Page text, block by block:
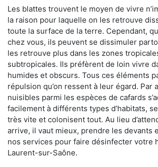
Les blattes trouvent le moyen de vivre
la raison pour laquelle on les retrouve
toute la surface de la terre. Cependant,
chez vous, ils peuvent se dissimuler
les retrouve plus dans les zones
subtropicales. Ils préfèrent de loin vivre
humides et obscurs. Tous ces éléments
répulsion qu’on ressent à leur égard. Par
nuisibles parmi les espèces de cafards
facilement à différents types d’habitats,
très vite et colonisent tout. Au lieu
arrive, il vaut mieux, prendre les devants
nos services pour faire désinfecter votre
Laurent-sur-Saône.